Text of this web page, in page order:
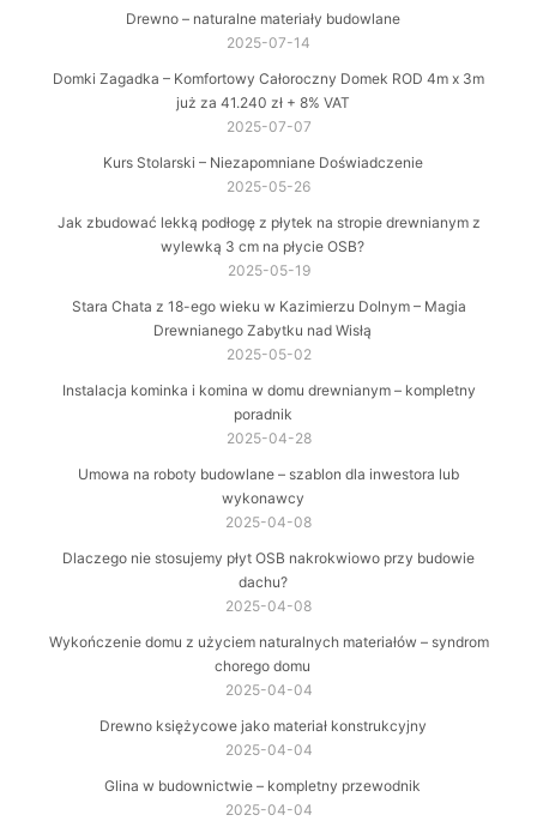
Drewno – naturalne materiały budowlane
2025-07-14
Domki Zagadka – Komfortowy Całoroczny Domek ROD 4m x 3m
już za 41.240 zł + 8% VAT
2025-07-07
Kurs Stolarski – Niezapomniane Doświadczenie
2025-05-26
Jak zbudować lekką podłogę z płytek na stropie drewnianym z
wylewką 3 cm na płycie OSB?
2025-05-19
Stara Chata z 18-ego wieku w Kazimierzu Dolnym – Magia
Drewnianego Zabytku nad Wisłą
2025-05-02
Instalacja kominka i komina w domu drewnianym – kompletny
poradnik
2025-04-28
Umowa na roboty budowlane – szablon dla inwestora lub
wykonawcy
2025-04-08
Dlaczego nie stosujemy płyt OSB nakrokwiowo przy budowie
dachu?
2025-04-08
Wykończenie domu z użyciem naturalnych materiałów – syndrom
chorego domu
2025-04-04
Drewno księżycowe jako materiał konstrukcyjny
2025-04-04
Glina w budownictwie – kompletny przewodnik
2025-04-04